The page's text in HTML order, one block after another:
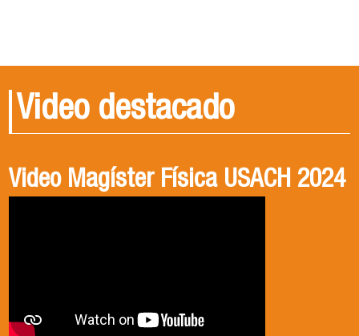
Video destacado
Video Magíster Física USACH 2024
Video Doctorado Física USACH